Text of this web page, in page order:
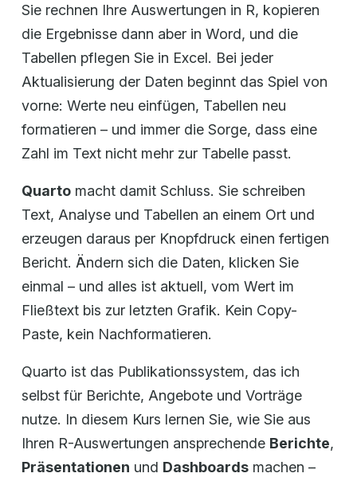
Sie rechnen Ihre Auswertungen in R, kopieren
die Ergebnisse dann aber in Word, und die
Tabellen pflegen Sie in Excel. Bei jeder
Aktualisierung der Daten beginnt das Spiel von
vorne: Werte neu einfügen, Tabellen neu
formatieren – und immer die Sorge, dass eine
Zahl im Text nicht mehr zur Tabelle passt.
Quartomacht damit Schluss. Sie schreiben
Text, Analyse und Tabellen an einem Ort und
erzeugen daraus per Knopfdruck einen fertigen
Bericht. Ändern sich die Daten, klicken Sie
einmal – und alles ist aktuell, vom Wert im
Fließtext bis zur letzten Grafik. Kein Copy-
Paste, kein Nachformatieren.
Quarto ist das Publikationssystem, das ich
selbst für Berichte, Angebote und Vorträge
nutze. In diesem Kurs lernen Sie, wie Sie aus
Ihren R-Auswertungen ansprechende Berichte,
Präsentationen und Dashboardsmachen –